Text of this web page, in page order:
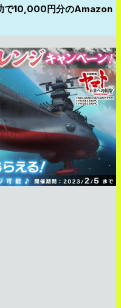
で10,000円分のAmazon